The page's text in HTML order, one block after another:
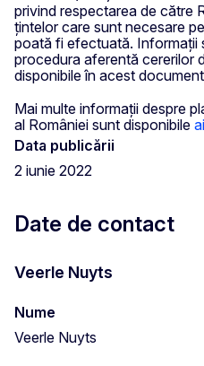
privind respectarea de către
țintelor care sunt necesare
poată fi efectuată. Informații
procedura aferentă cererilor
disponibile în acest
Mai multe informații despre
al României sunt disponibile
Data publicării
2 iunie 2022
Date de contact
Veerle Nuyts
Nume
Veerle Nuyts